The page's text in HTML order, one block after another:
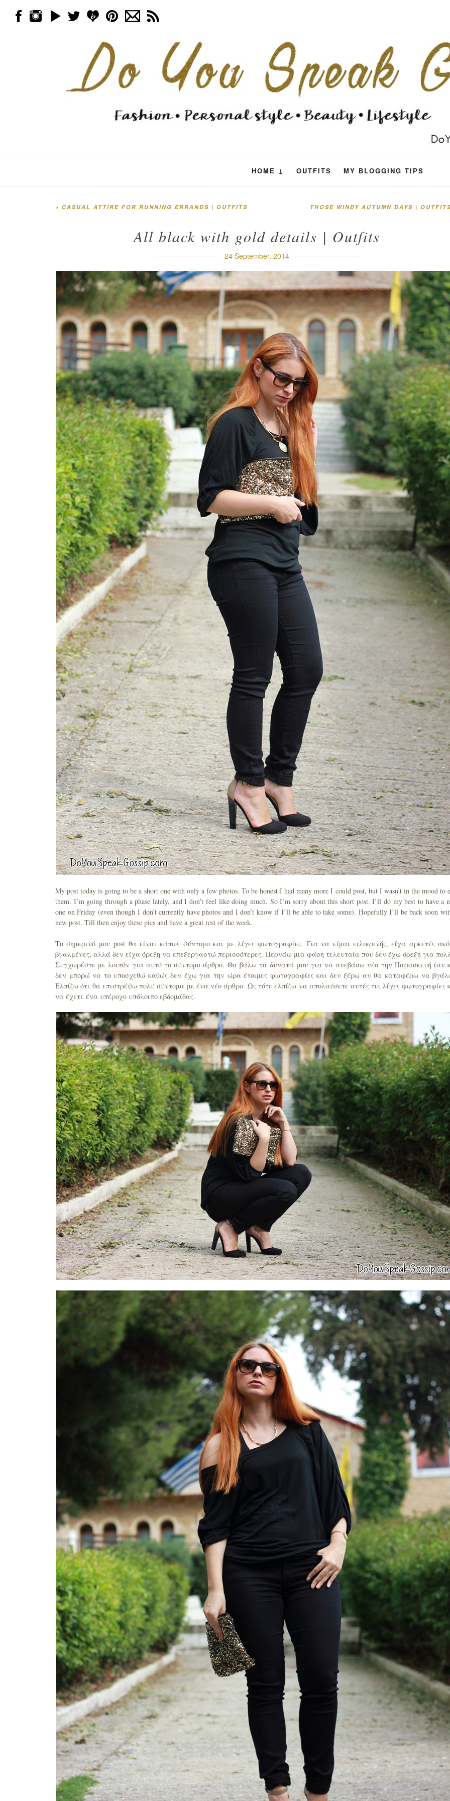
HOME ↓ OUTFITS MY BLOGGING TIPS
Skip to content
THOSE WINDY AUTUMN DAYS |
« CASUAL ATTIRE FOR RUNNING ERRANDS | OUTFITS
All black with gold details | Outfits
24 September, 2014
My post today is going to be a short one with only a few photos. To be honest I had many more I could post, but I wasn’t in the mood to
them. I’m going through a phase lately, and I don’t feel like doing much. So I’m sorry about this short post. I’ll do my best to have a
one on Friday (even though I don’t currently have photos and I don’t know if I’ll be able to take some). Hopefully I’ll be back soon
new post. Till then enjoy these pics and have a great rest of the week.
Το σημερινό μου post θα είναι κάπως σύντομο και με λίγες φωτογραφίες. Για να είμαι ειλικρινής, είχα αρκετές
βγαλμένες, αλλά δεν είχα όρεξη να επεξεργαστώ περισσότερες. Περνάω μια φάση τελευταία που δεν έχω όρεξη για
Συγχωρέστε με λοιπόν για αυτό το σύντομο άρθρο. Θα βάλω τα δυνατά μου για να ανεβάσω νέο την Παρασκευή (αν
δεν μπορώ να το υποσχεθώ καθώς δεν έχω για την ώρα έτοιμες φωτογραφίες και δεν ξέρω αν θα καταφέρω να
Ελπίζω ότι θα επιστρέψω πολύ σύντομα με ένα νέο άρθρο. Ως τότε ελπίζω να απολαύσετε αυτές τις λίγες φωτογραφίες
να έχετε ένα υπέροχο υπόλοιπο εβδομάδας.